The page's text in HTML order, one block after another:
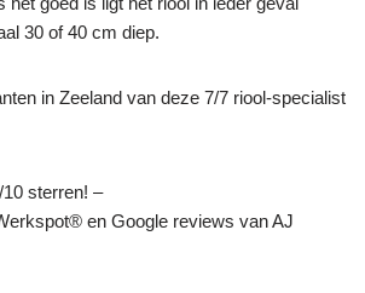
30 of 40 cm diep.
in Zeeland van deze 7/7 riool-specialist
sterren! –
en Google reviews van AJ